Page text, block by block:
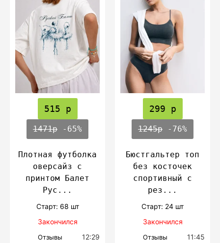
515 р
1471р -65%
Плотная футболка
оверсайз с
принтом Балет
Рус...
Cтарт: 68 шт
Закончился
Отзывы 12:29
299 р
1245р -76%
Бюстгальтер топ
без косточек
спортивный с
рез...
Cтарт: 24 шт
Закончился
Отзывы 11:45